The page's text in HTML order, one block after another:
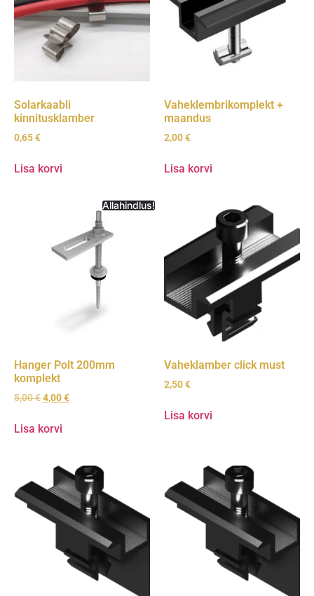
Solarkaabli
kinnitusklamber
0,65€
Lisa korvi
Vaheklembrikomplekt +
maandus
2,00€
Lisa korvi
Allahindlus!
Hanger Polt 200mm
komplekt
5,00€4,00€
Lisa korvi
Vaheklamber click must
2,50€
Lisa korvi